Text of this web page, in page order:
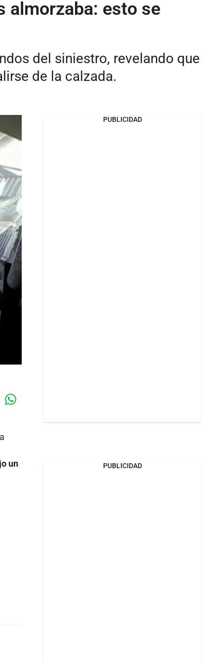
almorzaba: esto se
del siniestro, revelando que
de la calzada.
un
PUBLICIDAD
PUBLICIDAD